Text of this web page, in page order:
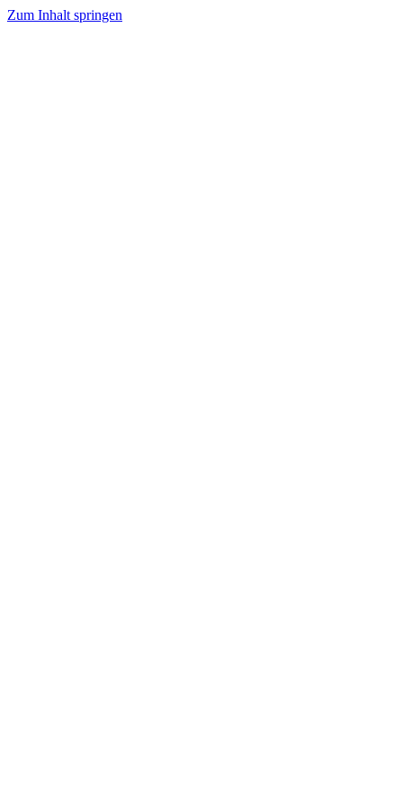
Zum Inhalt springen